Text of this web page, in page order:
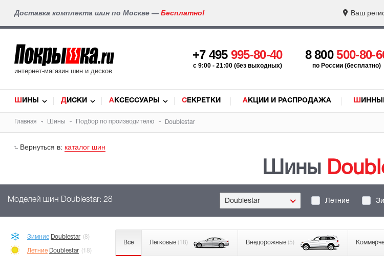
Доставка комплекта шин по Москве — Бесплатно! Ваш
интернет-магазин шин и дисков
+7 495 995-80-40
c 9:00 - 21:00 (без выходных)
8 800500-80-
по России (бесплатно)
ШИНЫ ДИСКИ АКСЕССУАРЫ СЕКРЕТКИ АКЦИИ И РАСПРОДАЖА
Главная Шины Подбор по производителю Doublestar
Вернуться в: каталог шин
Шины
Моделей шин Doublestar: 28 Doublestar Летние
Зимние Doublestar (8)
Летние Doublestar (18)
Все Легковые(18) Внедорожные(5)